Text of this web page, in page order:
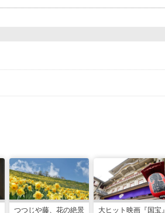
つつじや藤、花の絶景 大ヒット映画『国宝』